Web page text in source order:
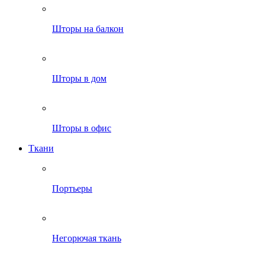
Шторы на балкон
Шторы в дом
Шторы в офис
Ткани
Портьеры
Негорючая ткань